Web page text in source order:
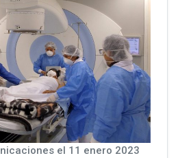
el 11 enero 2023